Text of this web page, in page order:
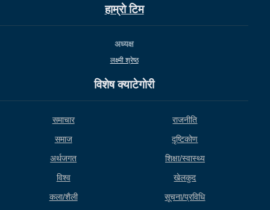
हाम्राे टिम
अध्यक्ष
लक्ष्मी श्रेष्ठ
विशेष क्याटेगाेरी
समाचार
राजनीति
समाज
दृष्टिकोण
अर्थजगत
शिक्षा/स्वास्थ्य
विश्व
खेलकुद
कला/शैली
सूचना/प्रविधि